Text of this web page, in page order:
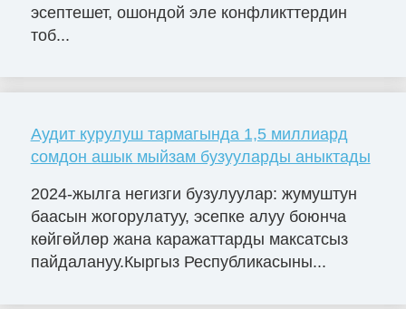
эсептешет, ошондой эле конфликттердин
тоб...
Аудит курулуш тармагында 1,5 миллиард
сомдон ашык мыйзам бузууларды аныктады
2024-жылга негизги бузулуулар: жумуштун
баасын жогорулатуу, эсепке алуу боюнча
көйгөйлөр жана каражаттарды максатсыз
пайдалануу.Кыргыз Республикасыны...